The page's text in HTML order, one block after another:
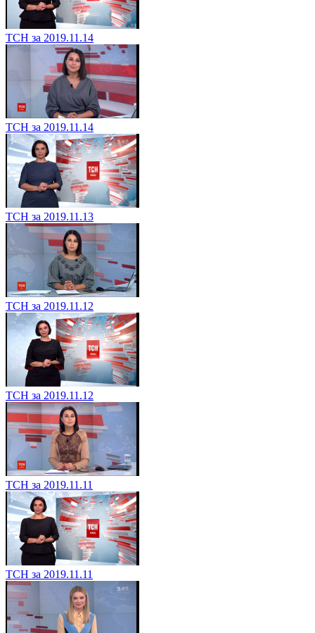
ТСН за 2019.11.14
ТСН за 2019.11.14
ТСН за 2019.11.13
ТСН за 2019.11.12
ТСН за 2019.11.12
ТСН за 2019.11.11
ТСН за 2019.11.11